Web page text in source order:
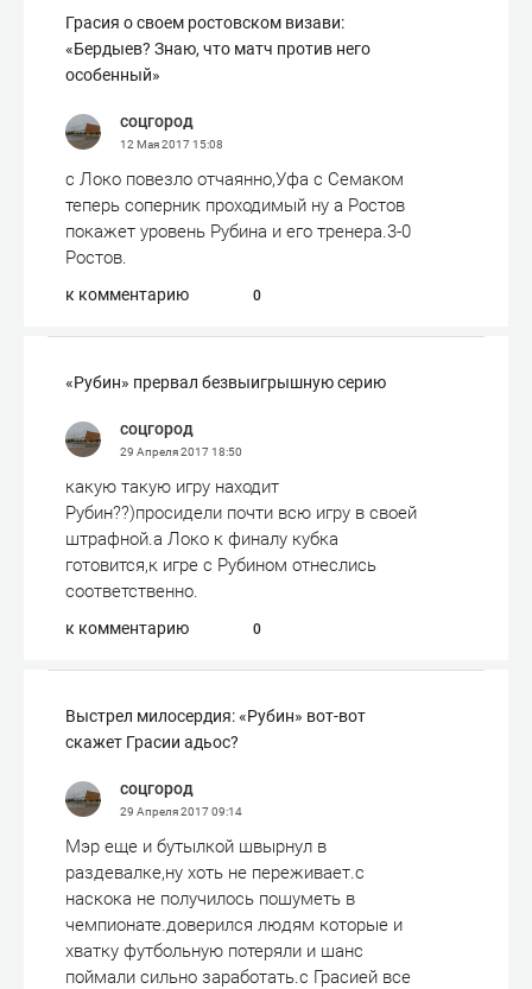
Грасия о своем ростовском визави:
«Бердыев? Знаю, что матч против него
особенный»
соцгород
12 Мая 201715:08
с Локо повезло отчаянно,Уфа с Семаком
теперь соперник проходимый ну а Ростов
покажет уровень Рубина и его тренера.3-0
Ростов.
к комментарию 0
«Рубин» прервал безвыигрышную серию
соцгород
29 Апреля 201718:50
какую такую игру находит
Рубин??)просидели почти всю игру в своей
штрафной.а Локо к финалу кубка
готовится,к игре с Рубином отнеслись
соответственно.
к комментарию 0
Выстрел милосердия: «Рубин» вот-вот
скажет Грасии адьос?
соцгород
29 Апреля 201709:14
Мэр еще и бутылкой швырнул в
раздевалке,ну хоть не переживает.с
наскока не получилось пошуметь в
чемпионате.доверился людям которые и
хватку футбольную потеряли и шанс
поймали сильно заработать.с Грасией все